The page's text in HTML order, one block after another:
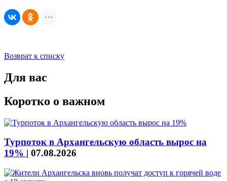
Возврат к списку
Для вас
Коротко о важном
Турпоток в Архангельскую область вырос на
19% | 07.08.2026